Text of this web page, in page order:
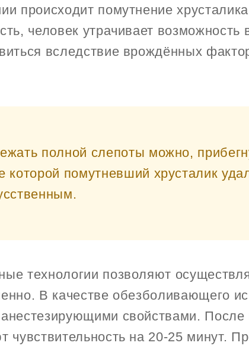
происходит помутнение
человек утрачивает
вследствие врождённых
полной слепоты можно,
которой помутневший хрусталик
технологии позволяют
В качестве обезболивающего
свойствами. После
чувствительность на 20-25 минут.